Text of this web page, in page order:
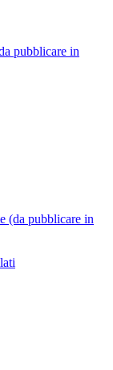
pubblicare in
(da pubblicare in